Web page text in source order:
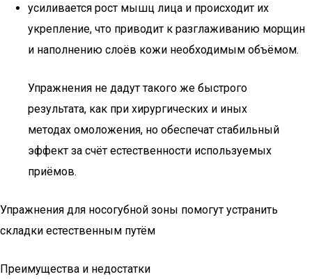
усиливается рост мышц лица и происходит их
укрепление, что приводит к разглаживанию морщин
и наполнению слоёв кожи необходимым объёмом.
Упражнения не дадут такого же быстрого
результата, как при хирургических и иных
методах омоложения, но обеспечат стабильный
эффект за счёт естественности используемых
приёмов.
Упражнения для носогубной зоны помогут устранить
складки естественным путём
Преимущества и недостатки